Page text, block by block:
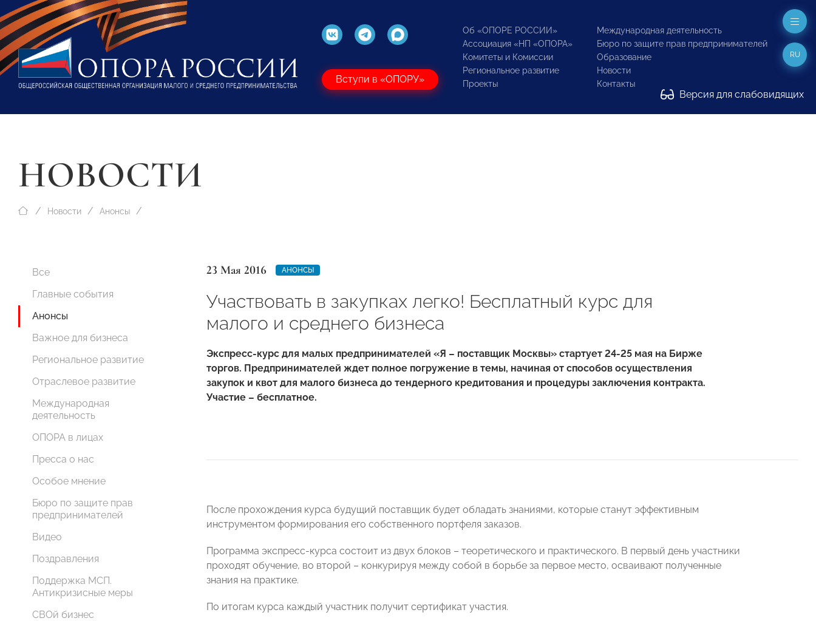
Вступи в «ОПОРУ»
Об «ОПОРЕ РОССИИ»
Ассоциация «НП «ОПОРА»
Комитеты и Комиссии
Региональное развитие
Проекты
Международная деятельность
Бюро по защите прав предпринимателей
Образование
Новости
Контакты
Версия для слабовидящих
RU
НОВОСТИ
Новости Анонсы
Все
Главные события
Анонсы
Важное для бизнеса
Региональное развитие
Отраслевое развитие
Международная
деятельность
ОПОРА в лицах
Пресса о нас
Особое мнение
Бюро по защите прав
предпринимателей
Видео
Поздравления
Поддержка МСП.
Антикризисные меры
СВОй бизнес
23 Мая 2016 АНОНСЫ
Участвовать в закупках легко! Бесплатный курс для
малого и среднего бизнеса
Экспресс-курс для малых предпринимателей «Я – поставщик Москвы» стартует 24-25 мая на Бирже
торгов. Предпринимателей ждет полное погружение в темы, начиная от способов осуществления
закупок и квот для малого бизнеса до тендерного кредитования и процедуры заключения контракта.
Участие – бесплатное.
После прохождения курса будущий поставщик будет обладать знаниями, которые станут эффективным
инструментом формирования его собственного портфеля заказов.
Программа экспресс-курса состоит из двух блоков – теоретического и практического. В первый день участники
проходят обучение, во второй – конкурируя между собой в борьбе за первое место, осваивают полученные
знания на практике.
По итогам курса каждый участник получит сертификат участия.